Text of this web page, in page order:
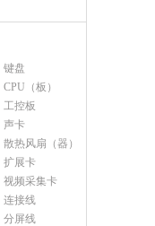
键盘
CPU（板）
工控板
声卡
散热风扇（器）
扩展卡
视频采集卡
连接线
分屏线